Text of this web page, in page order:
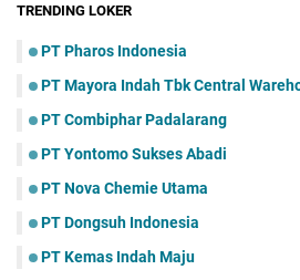
TRENDING LOKER
PT Pharos Indonesia
PT Mayora Indаh Tbk Central
PT Combiphar Padalarang
PT Yontomo Sukses Abadi
PT Nova Chemie Utama
PT Dongsuh Indonesia
PT Kemas Indah Maju